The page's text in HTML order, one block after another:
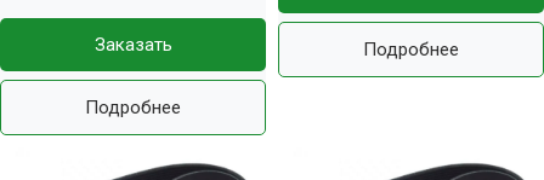
Заказать
Подробнее
Подробнее